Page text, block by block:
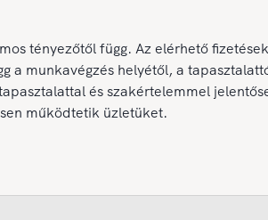
tényezőtől függ. Az elérhető
a munkavégzés helyétől, a
és szakértelemmel
működtetik üzletüket.